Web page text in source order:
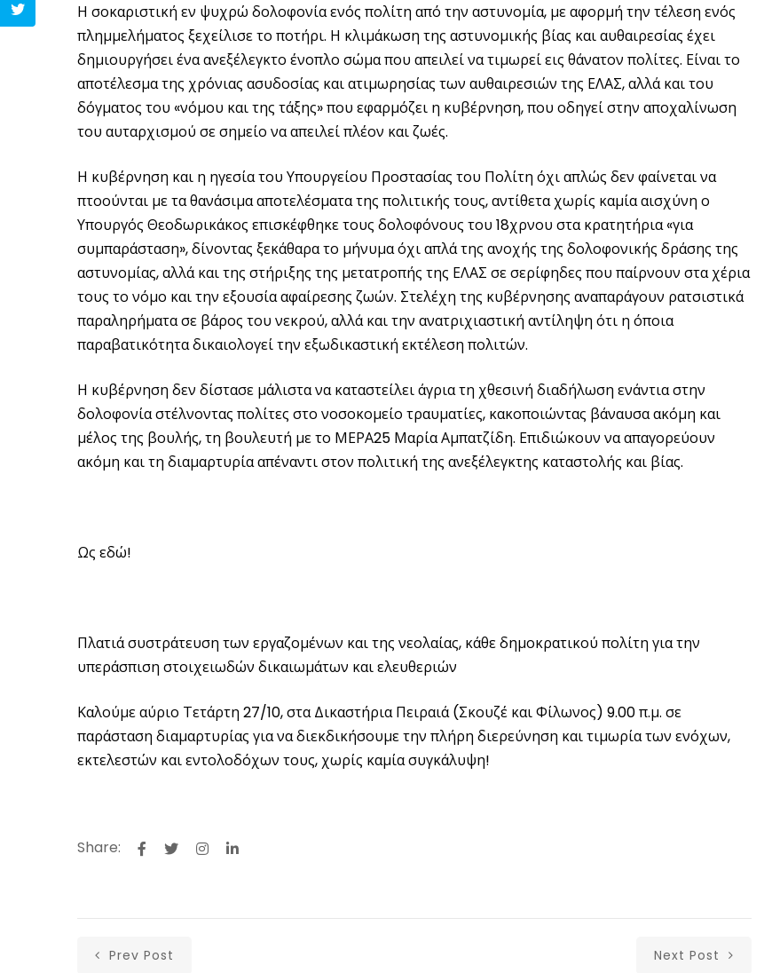
Η σοκαριστική εν ψυχρώ δολοφονίαενός πολίτη από την αστυνομία, με αφορμή την τέλεση ενός
πλημμελήματος ξεχείλισε το ποτήρι. Η κλιμάκωση της αστυνομικής βίας και αυθαιρεσίας έχει
δημιουργήσει ένα ανεξέλεγκτο ένοπλο σώμα που απειλεί να τιμωρεί εις θάνατον πολίτες. Είναι το
αποτέλεσμα της χρόνιας ασυδοσίας και ατιμωρησίας των αυθαιρεσιών της ΕΛΑΣ, αλλά και του
δόγματος του «νόμου και της τάξης» που εφαρμόζει η κυβέρνηση, που οδηγεί στην αποχαλίνωση
του αυταρχισμού σε σημείο να απειλεί πλέον και ζωές.
Η κυβέρνηση και η ηγεσία του Υπουργείου Προστασίας του Πολίτη όχι απλώς δεν φαίνεται να
πτοούνται με τα θανάσιμα αποτελέσματα της πολιτικής τους, αντίθετα χωρίς καμία αισχύνη ο
Υπουργός Θεοδωρικάκος επισκέφθηκε τους δολοφόνους του 18χρνου στα κρατητήρια «για
συμπαράσταση», δίνοντας ξεκάθαρα το μήνυμα όχι απλά της ανοχής της δολοφονικής δράσης της
αστυνομίας, αλλά και της στήριξης της μετατροπής της ΕΛΑΣ σε σερίφηδες που παίρνουν στα χέρια
τους το νόμο και την εξουσία αφαίρεσης ζωών. Στελέχη της κυβέρνησης αναπαράγουν ρατσιστικά
παραληρήματα σε βάρος του νεκρού, αλλά και την ανατριχιαστική αντίληψη ότι η όποια
παραβατικότητα δικαιολογεί την εξωδικαστική εκτέλεση πολιτών.
Η κυβέρνηση δεν δίστασε μάλιστα να καταστείλει άγρια τη χθεσινή διαδήλωση ενάντια στην
δολοφονία στέλνοντας πολίτες στο νοσοκομείο τραυματίες, κακοποιώντας βάναυσα ακόμη και
μέλος της βουλής, τη βουλευτή με το ΜΕΡΑ25 Μαρία Αμπατζίδη. Επιδιώκουν να απαγορεύουν
ακόμη και τη διαμαρτυρία απέναντι στον πολιτική της ανεξέλεγκτης καταστολής και βίας.
Ως εδώ!
Πλατιά συστράτευση των εργαζομένων και της νεολαίας, κάθε δημοκρατικού πολίτη για την
υπεράσπιση στοιχειωδών δικαιωμάτων και ελευθεριών
Καλούμε αύριο Τετάρτη 27/10, στα Δικαστήρια Πειραιά (Σκουζέ και Φίλωνος) 9.00 π.μ. σε
παράσταση διαμαρτυρίας για να διεκδικήσουμε την πλήρη διερεύνηση και τιμωρία των ενόχων,
εκτελεστών και εντολοδόχων τους, χωρίς καμία συγκάλυψη!
Share:
Prev Post Next Post